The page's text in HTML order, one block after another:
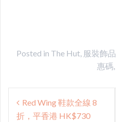
Posted in The Hut, 服裝飾品
惠碼,
Post
navigation
Red Wing 鞋款全線 8
折，平香港 HK$730